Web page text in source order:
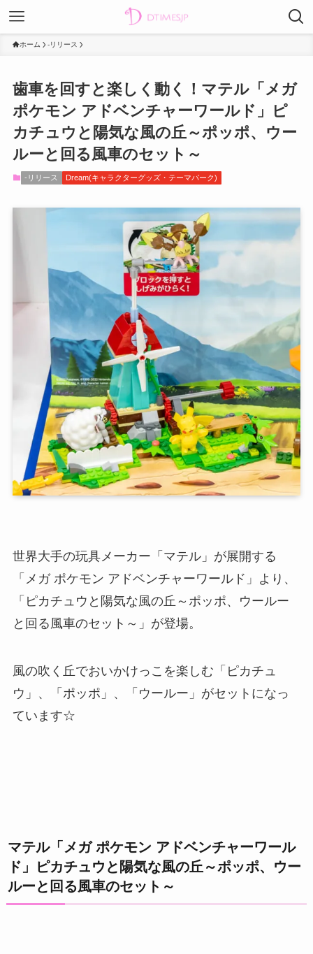
ホーム -リリース
歯車を回すと楽しく動く！マテル「メガ
ポケモン アドベンチャーワールド」ピ
カチュウと陽気な風の丘～ポッポ、ウー
ルーと回る風車のセット～
-リリース Dream(キャラクターグッズ・テーマパーク)
世界大手の玩具メーカー「マテル」が展開する
「メガ ポケモン アドベンチャーワールド」より、
「ピカチュウと陽気な風の丘～ポッポ、ウールー
と回る風車のセット～」が登場。
風の吹く丘でおいかけっこを楽しむ「ピカチュ
ウ」、「ポッポ」、「ウールー」がセットになっ
ています☆
マテル「メガ ポケモン アドベンチャーワール
ド」ピカチュウと陽気な風の丘～ポッポ、ウー
ルーと回る風車のセット～